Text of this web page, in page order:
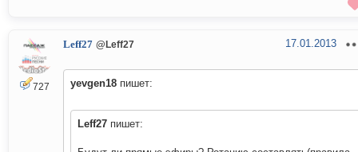
727
Leff27 @Leff27 17.01.2013
yevgen18 пишет:
Leff27 пишет: